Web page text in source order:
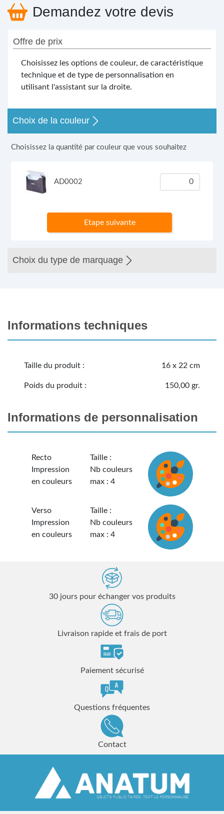
Demandez votre devis
Offre de prix
Choisissez les options de couleur, de caractéristique
technique et de type de personnalisation en
utilisant l'assistant sur la droite.
Choix de la couleur
Choisissez la quantité par couleur que vous souhaitez
AD0002
Etape suivante
Choix du type de marquage
Informations techniques
Taille du produit : 16 x 22 cm
Poids du produit : 150,00 gr.
Informations de personnalisation
Recto
Impression
en couleurs
Taille :
Nb couleurs
max : 4
Verso
Impression
en couleurs
Taille :
Nb couleurs
max : 4
30 jours pour échanger vos produits
Livraison rapide et frais de port
Paiement sécurisé
Questions fréquentes
Contact